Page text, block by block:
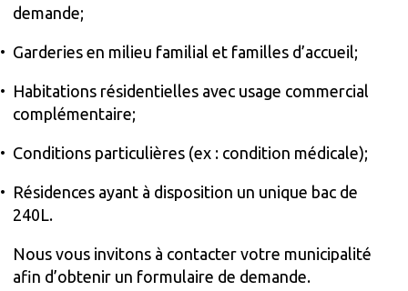
demande;
Garderies en milieu familial et familles d’accueil;
Habitations résidentielles avec usage commercial
complémentaire;
Conditions particulières (ex : condition médicale);
Résidences ayant à disposition un unique bac de
240L.
Nous vous invitons à contacter votre municipalité
afin d’obtenir un formulaire de demande.